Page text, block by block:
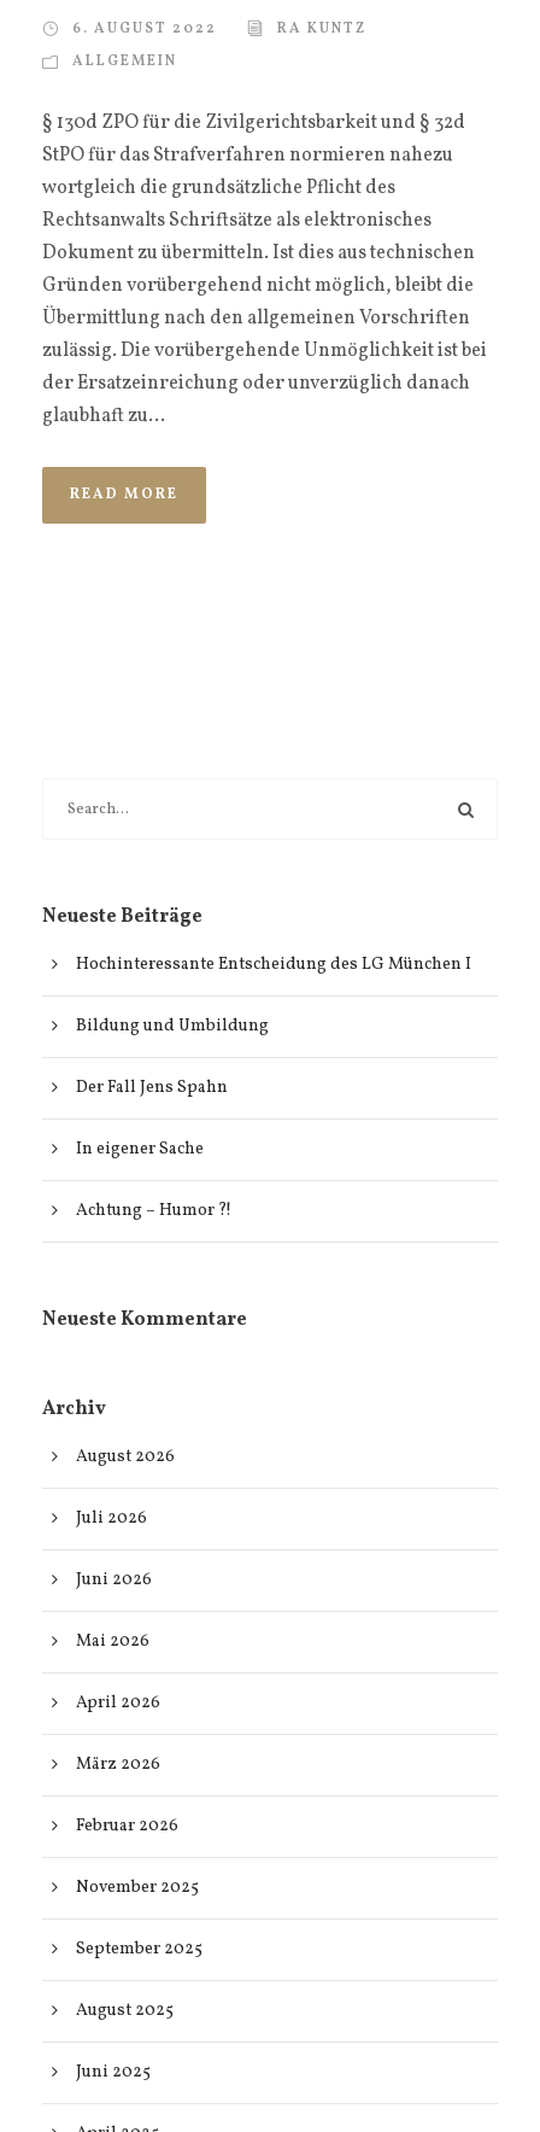
6. AUGUST 2022
RA KUNTZ
ALLGEMEIN
§ 130d ZPO für die Zivilgerichtsbarkeit und § 32d
StPO für das Strafverfahren normieren nahezu
wortgleich die grundsätzliche Pflicht des
Rechtsanwalts Schriftsätze als elektronisches
Dokument zu übermitteln. Ist dies aus technischen
Gründen vorübergehend nicht möglich, bleibt die
Übermittlung nach den allgemeinen Vorschriften
zulässig. Die vorübergehende Unmöglichkeit ist bei
der Ersatzeinreichung oder unverzüglich danach
glaubhaft zu...
READ MORE
Neueste Beiträge
Hochinteressante Entscheidung des LG München I
Bildung und Umbildung
Der Fall Jens Spahn
In eigener Sache
Achtung – Humor ?!
Neueste Kommentare
Archiv
August 2026
Juli 2026
Juni 2026
Mai 2026
April 2026
März 2026
Februar 2026
November 2025
September 2025
August 2025
Juni 2025